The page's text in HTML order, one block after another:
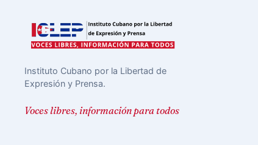
Instituto Cubano por la Libertad de
Expresión y Prensa.
Voces libres, información para todos